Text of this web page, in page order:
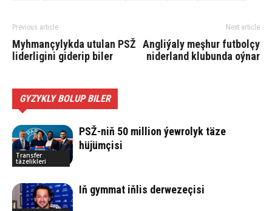
Previous article
Myhmançylykda utulan PSŽ
liderligini giderip biler
Next article
Angliýaly meşhur futbolçy
niderland klubunda oýnar
GYZYKLY BOLUP BILER
Transfer
täzelikleri
PSŽ-niň 50 million ýewrolyk täze
hüjümçisi
Iň gymmat iňlis derwezeçisi